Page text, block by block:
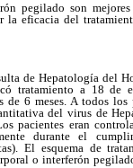
pegilado son
la eficacia del
de Hepatología del
tratamiento a 18 de
6 meses. A todos
del virus de
pacientes eran
durante el
El esquema de
o interferón